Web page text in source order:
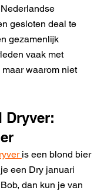
gesloten deal te
gezamenlijk
vaak met
waarom niet
Dryver:
is een blond bier
een Dry januari
dan kun je van